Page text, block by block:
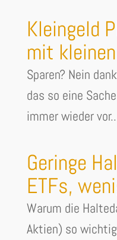
Kleingeld
mit
Sparen? Nein
das so eine
immer wieder
Geringe
ETFs,
Warum die
Aktien) so